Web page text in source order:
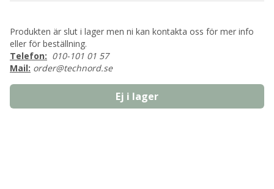
Produkten är slut i lager men ni kan kontakta oss för mer info
eller för beställning.
Telefon: 010-101 01 57
Mail: order@technord.se
Ej i lager